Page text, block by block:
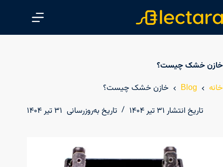
ش
خازن خشک چیست؟
خانه
Blog
خازن خشک چیست؟
تاریخ انتشار ۳۱ تیر ۱۴۰۴ تاریخ به‌روزرسانی ۳۱ تیر ۱۴۰۴